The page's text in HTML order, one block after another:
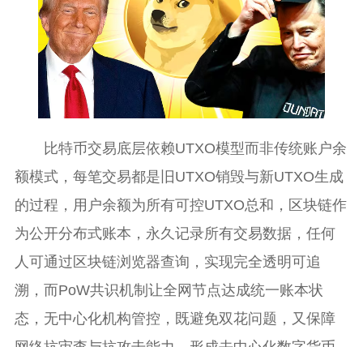
比特币交易底层依赖UTXO模型而非传统账户余
额模式，每笔交易都是旧UTXO销毁与新UTXO生成
的过程，用户余额为所有可控UTXO总和，区块链作
为公开分布式账本，永久记录所有交易数据，任何
人可通过区块链浏览器查询，实现完全透明可追
溯，而PoW共识机制让全网节点达成统一账本状
态，无中心化机构管控，既避免双花问题，又保障